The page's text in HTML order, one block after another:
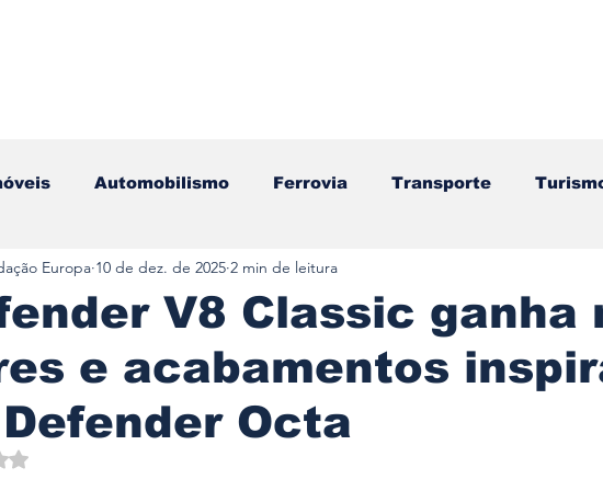
Automobilismo Ferrovia Transporte
Aviação Motos Autocarros
Componentes Gastronomia Videojogos/
V8 Classic ganha
e acabamentos
Octa
Europa 10 de dez. de 2025 2 min de leitura
com NaN de 5 estrelas.